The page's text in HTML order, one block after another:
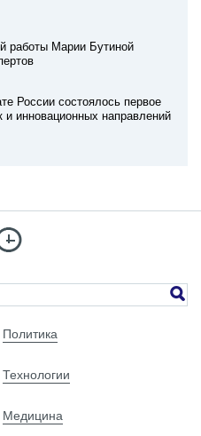
работы Марии Бутиной
России состоялось первое
и инновационных направлений
Политика
Технологии
Медицина